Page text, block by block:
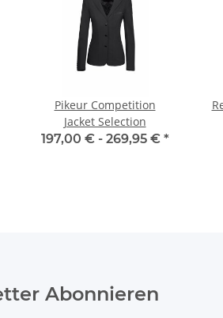
Pikeur Competition
Jacket Selection
197,00 € - 269,95 € *
Abonnieren